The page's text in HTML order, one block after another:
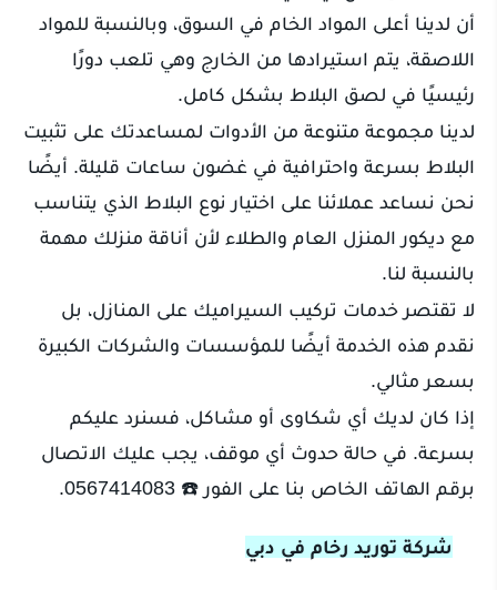
أن لدينا أعلى المواد الخام في السوق، وبالنسبة للمواد
اللاصقة، يتم استيرادها من الخارج وهي تلعب دورًا
رئيسيًا في لصق البلاط بشكل كامل.
لدينا مجموعة متنوعة من الأدوات لمساعدتك على تثبيت
البلاط بسرعة واحترافية في غضون ساعات قليلة. أيضًا
نحن نساعد عملائنا على اختيار نوع البلاط الذي يتناسب
مع ديكور المنزل العام والطلاء لأن أناقة منزلك مهمة
بالنسبة لنا.
لا تقتصر خدمات تركيب السيراميك على المنازل، بل
نقدم هذه الخدمة أيضًا للمؤسسات والشركات الكبيرة
بسعر مثالي.
إذا كان لديك أي شكاوى أو مشاكل، فسنرد عليكم
بسرعة. في حالة حدوث أي موقف، يجب عليك الاتصال
برقم الهاتف الخاص بنا على الفور ☎️ 0567414083.
شركة توريد رخام في دبي